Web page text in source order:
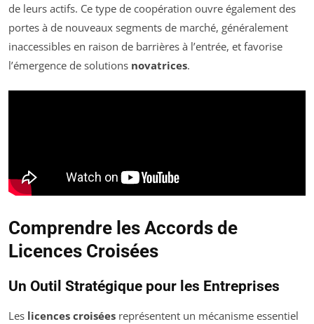
de leurs actifs. Ce type de coopération ouvre également des
portes à de nouveaux segments de marché, généralement
inaccessibles en raison de barrières à l’entrée, et favorise
l’émergence de solutions novatrices.
Comprendre les Accords de
Licences Croisées
Un Outil Stratégique pour les Entreprises
Les licences croisées représentent un mécanisme essentiel